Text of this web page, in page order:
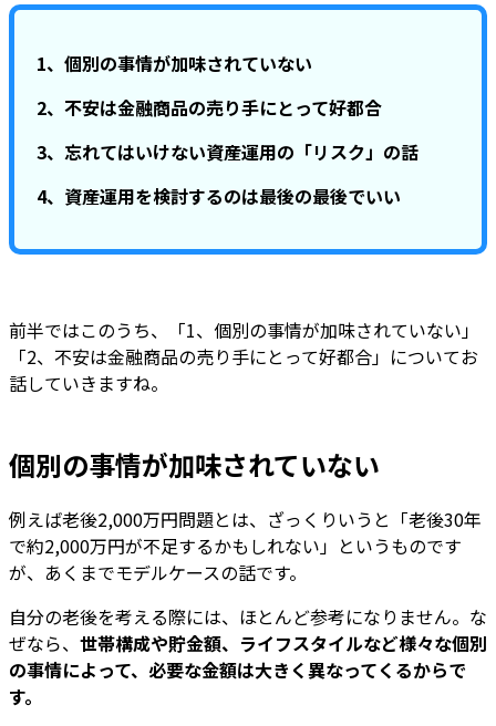
1、個別の事情が加味されていない
2、不安は金融商品の売り手にとって好都合
3、忘れてはいけない資産運用の「リスク」の話
4、資産運用を検討するのは最後の最後でいい
前半ではこのうち、「1、個別の事情が加味されていない」
「2、不安は金融商品の売り手にとって好都合」についてお
話していきますね。
個別の事情が加味されていない
例えば老後2,000万円問題とは、ざっくりいうと「老後30年
で約2,000万円が不足するかもしれない」というものです
が、あくまでモデルケースの話です。
自分の老後を考える際には、ほとんど参考になりません。な
ぜなら、 世帯構成や貯金額、ライフスタイルなど様々な個別
の事情によって、必要な金額は大きく異なってくるからで
す。